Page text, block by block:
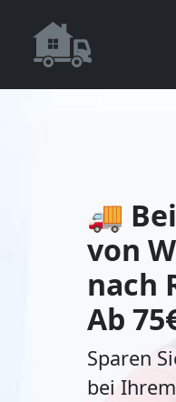
🚚
von
nach
Ab
Sparen
bei